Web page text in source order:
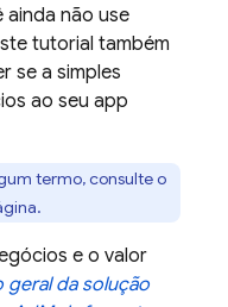
ainda não use
tutorial também
se a simples
ao seu app
termo, consulte o
e o valor
geral da solução